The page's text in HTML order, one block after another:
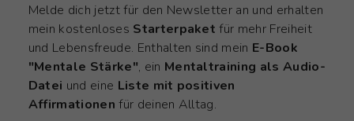
Melde dich jetzt für den Newsletter an und erhalten
mein kostenloses Starterpaket für mehr Freiheit
und Lebensfreude. Enthalten sind mein E-Book
"Mentale Stärke", ein Mentaltraining als Audio-
Datei und eine Liste mit positiven
Affirmationen für deinen Alltag.